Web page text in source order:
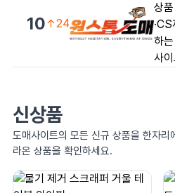
10↑24
상
하
사
신상품
도매사이트의 모든 신규 상품을 한자리
라온 상품을 확인하세요.